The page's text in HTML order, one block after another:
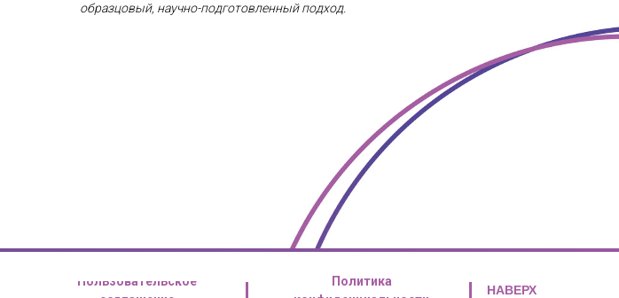
образцовый, научно-подготовленный подход.
Схема проезда
Место проведения: Цифровое Деловое Пространство (ЦДП): Москва,
НАВЕРХ
Пользовательское
Политика